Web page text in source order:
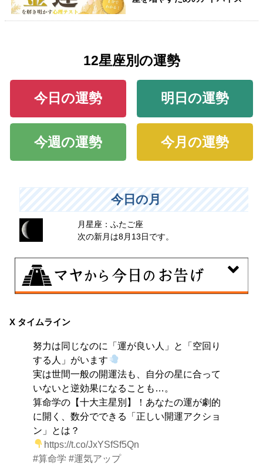
12星座別の運勢
今日の運勢 明日の運勢
今週の運勢 今月の運勢
今日の月
月星座：ふたご座
次の新月は8月13日です。
興味のある分野で、熟練を志す日。なんとなくではな
す。
X タイムライン
努力は同じなのに「運が良い人」と「空回り
する人」がいます
実は世間一般の開運法も、自分の星に合って
いないと逆効果になることも…。
算命学の【十大主星別】！あなたの運が劇的
に開く、数分でできる「正しい開運アクショ
ン」とは？
https://t.co/JxYSfSf5Qn
#算命学 #運気アップ